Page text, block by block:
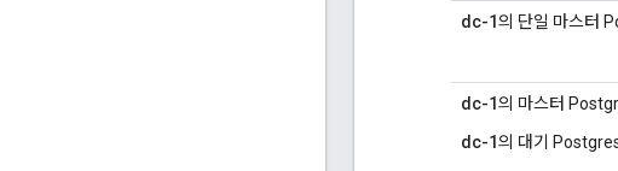
dc-1의 단일 마스터
dc-1의 마스터
dc-1의 대기